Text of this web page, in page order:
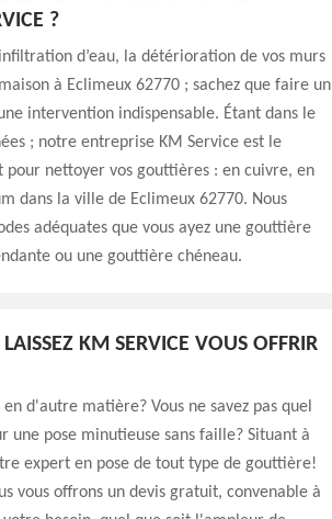
?
d’eau, la détérioration de vos murs
à Eclimeux 62770 ; sachez que faire un
intervention indispensable. Étant dans le
; notre entreprise KM Service est le
pour nettoyer vos gouttières : en cuivre, en
dans la ville de Eclimeux 62770. Nous
adéquates que vous ayez une gouttière
ou une gouttière chéneau.
KM SERVICE VOUS OFFRIR
d'autre matière? Vous ne savez pas quel
une pose minutieuse sans faille? Situant à
expert en pose de tout type de gouttière!
vous offrons un devis gratuit, convenable à